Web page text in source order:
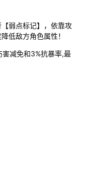
弱点标记】，依靠攻
低敌方角色属性！
害减免和3%抗暴率,最